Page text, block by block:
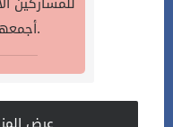
أجمعها وأنشرها على التيليجرام.